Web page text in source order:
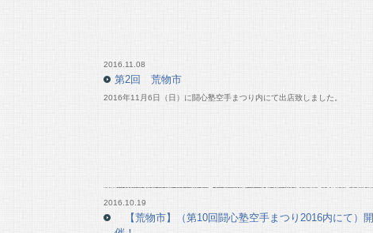
2016.11.08
第2回 荒物市
2016年11月6日（日）に闘心塾空手まつり内にて出店致しました。
2016.10.19
【荒物市】（第10回闘心塾空手まつり2016内にて）開